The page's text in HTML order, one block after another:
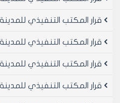
21/2/2001 الموقع مع
/212/ في منطقة شمال
المتر
العقد /69825/ل.س تسع
قرار المكتب التنفيذي للمدينة رقم 14
قرار المكتب التنفيذي للمدينة رقم 158
قرار المكتب التنفيذي للمدينة رقم 162
قرار المكتب التنفيذي للمدينة رقم 163